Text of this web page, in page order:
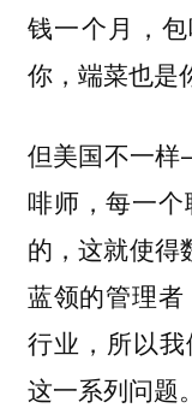
钱一个月，
你，端菜也是
但美国不一
啡师，每一
的，这就使得
蓝领的管理
行业，所以
这一系列问题。